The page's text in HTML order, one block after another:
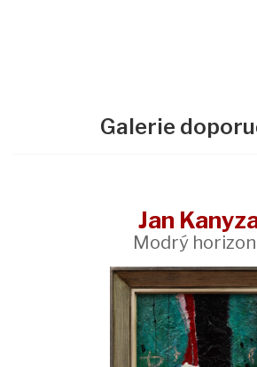
Galerie
Jan
Modrý